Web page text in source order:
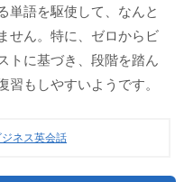
単語を駆使して、なんと
せん。特に、ゼロからビ
トに基づき、段階を踏ん
もしやすいようです。
ジネス英会話